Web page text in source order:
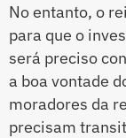
No entanto, o
para que o
será preciso
a boa vontade
moradores da
precisam